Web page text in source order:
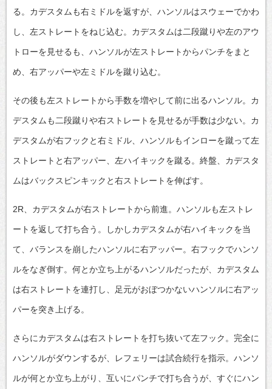
る。カデスタムも右ミドルを返すが、ハンソルはスウェーでかわ
し、左ストレートをねじ込む。カデスタムは二段蹴りや左のアウ
トローを見せるも、ハンソルが左ストレートからパンチをまと
め、右アッパーや左ミドルを蹴り込む。
その後も左ストレートから手数を増やして前に出るハンソル。カ
デスタムも二段蹴りや右ストレートを見せるが手数は少ない。カ
デスタムが右フックと右ミドル、ハンソルもインローを蹴って左
ストレートと右アッパー、左ハイキックを蹴る。終盤、カデスタ
ムはバックスピンキックと右ストレートを伸ばす。
2R、カデスタムが右ストレートから前進。ハンソルも左ストレ
ートを返して打ち合う。しかしカデスタムが右ハイキックを当
て、バランスを崩したハンソルに右アッパー。右フックでハンソ
ルをなぎ倒す。何とか立ち上がるハンソルだったが、カデスタム
は右ストレートを連打し、足元がおぼつかないハンソルに右アッ
パーを突き上げる。
さらにカデスタムは右ストレートを打ち抜いて左フック。完全に
ハンソルがダウンするが、レフェリーは試合続行を指示。ハンソ
ルが何とか立ち上がり、互いにパンチで打ち合うが、すぐにハン